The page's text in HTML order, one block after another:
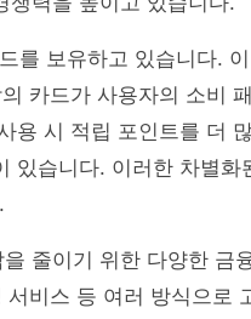
를 보유하고 있습니다.
카드가 사용자의 소비
용 시 적립 포인트를 더
있습니다. 이러한 차별
줄이기 위한 다양한 금
비스 등 여러 방식으로